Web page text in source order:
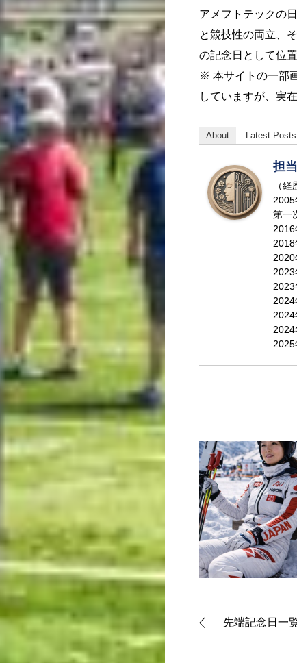
動画で理解
記念日一覧
アメフトテックの
と競技性の両立、
の記念日として位
※ 本サイトの一部
していますが、実
About Latest Posts
担
（経
第一
2018
2020
2023
2023
2024
2024
2025
先端記念日一